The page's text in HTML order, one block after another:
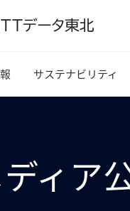
サステナビリティ
ィア